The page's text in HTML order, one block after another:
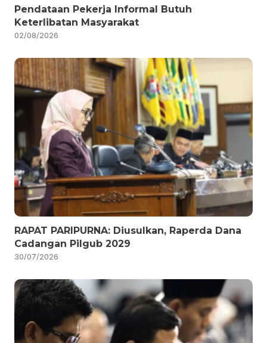
Pendataan Pekerja Informal Butuh
Keterlibatan Masyarakat
02/08/2026
RAPAT PARIPURNA: Diusulkan, Raperda Dana
Cadangan Pilgub 2029
30/07/2026